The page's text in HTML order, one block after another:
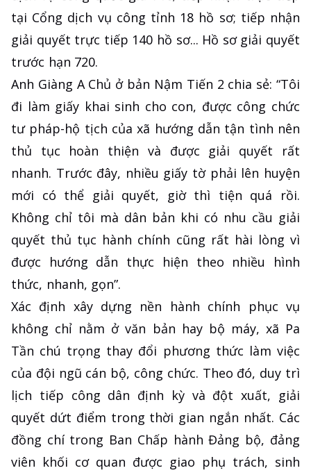
tại Cổng dịch vụ công tỉnh 18 hồ sơ; tiếp nhận
giải quyết trực tiếp 140 hồ sơ... Hồ sơ giải quyết
trước hạn 720.
Anh Giàng A Chủ ở bản Nậm Tiến 2 chia sẻ: “Tôi
đi làm giấy khai sinh cho con, được công chức
tư pháp-hộ tịch của xã hướng dẫn tận tình nên
thủ tục hoàn thiện và được giải quyết rất
nhanh. Trước đây, nhiều giấy tờ phải lên huyện
mới có thể giải quyết, giờ thì tiện quá rồi.
Không chỉ tôi mà dân bản khi có nhu cầu giải
quyết thủ tục hành chính cũng rất hài lòng vì
được hướng dẫn thực hiện theo nhiều hình
thức, nhanh, gọn”.
Xác định xây dựng nền hành chính phục vụ
không chỉ nằm ở văn bản hay bộ máy, xã Pa
Tần chú trọng thay đổi phương thức làm việc
của đội ngũ cán bộ, công chức. Theo đó, duy trì
lịch tiếp công dân định kỳ và đột xuất, giải
quyết dứt điểm trong thời gian ngắn nhất. Các
đồng chí trong Ban Chấp hành Đảng bộ, đảng
viên khối cơ quan được giao phụ trách, sinh